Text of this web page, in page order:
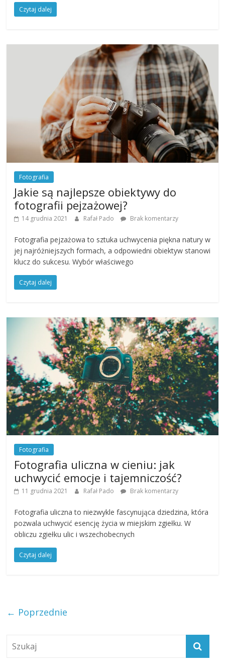
Czytaj dalej
Fotografia
Jakie są najlepsze obiektywy do
fotografii pejzażowej?
14 grudnia 2021 Rafał Pado Brak komentarzy
Fotografia pejzażowa to sztuka uchwycenia piękna natury w
jej najróżniejszych formach, a odpowiedni obiektyw stanowi
klucz do sukcesu. Wybór właściwego
Czytaj dalej
Fotografia
Fotografia uliczna w cieniu: jak
uchwycić emocje i tajemniczość?
11 grudnia 2021 Rafał Pado Brak komentarzy
Fotografia uliczna to niezwykle fascynująca dziedzina, która
pozwala uchwycić esencję życia w miejskim zgiełku. W
obliczu zgiełku ulic i wszechobecnych
Czytaj dalej
← Poprzednie